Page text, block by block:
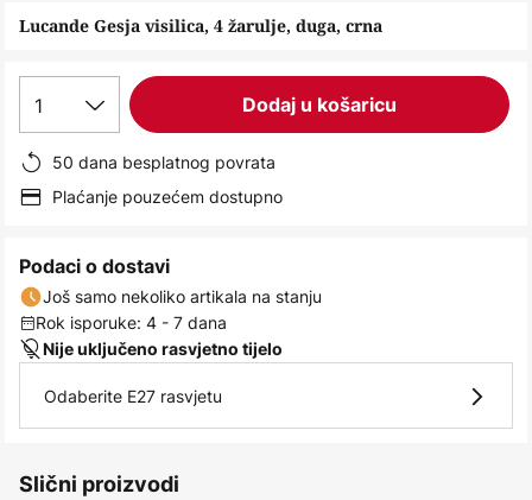
the
Lucande Gesja visilica, 4 žarulje, duga, crna
1 Dodaj u košaricu
50 dana besplatnog povrata
Plaćanje pouzećem dostupno
Podaci o dostavi
Još samo nekoliko artikala na stanju
Rok isporuke: 4 - 7 dana
Nije uključeno rasvjetno tijelo
Odaberite E27 rasvjetu
Slični proizvodi